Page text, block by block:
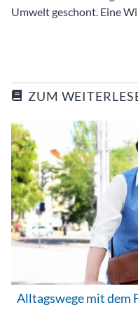
Umwelt geschont. Eine
ZUM
Alltagswege mit dem